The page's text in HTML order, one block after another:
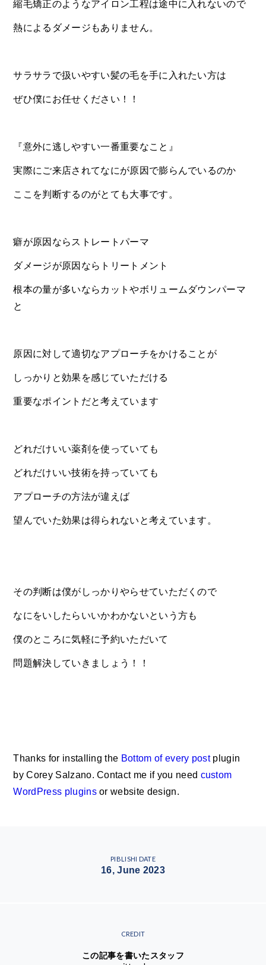
縮毛矯正のようなアイロン工程は途中に入れないので
熱によるダメージもありません。
サラサラで扱いやすい髪の毛を手に入れたい方は
ぜひ僕にお任せください！！
『意外に逃しやすい一番重要なこと』
実際にご来店されてなにが原因で膨らんでいるのか
ここを判断するのがとても大事です。
癖が原因ならストレートパーマ
ダメージが原因ならトリートメント
根本の量が多いならカットやボリュームダウンパーマ
と
原因に対して適切なアプローチをかけることが
しっかりと効果を感じていただける
重要なポイントだと考えています
どれだけいい薬剤を使っていても
どれだけいい技術を持っていても
アプローチの方法が違えば
望んでいた効果は得られないと考えています。
その判断は僕がしっかりやらせていただくので
なにをいしたらいいかわかないという方も
僕のところに気軽に予約いただいて
問題解決していきましょう！！
Thanks for installing the Bottom of every postplugin
by Corey Salzano. Contact me if you need custom
WordPress pluginsor website design.
PIBLISHI DATE
16, June 2023
CREDIT
この記事を書いたスタッフ